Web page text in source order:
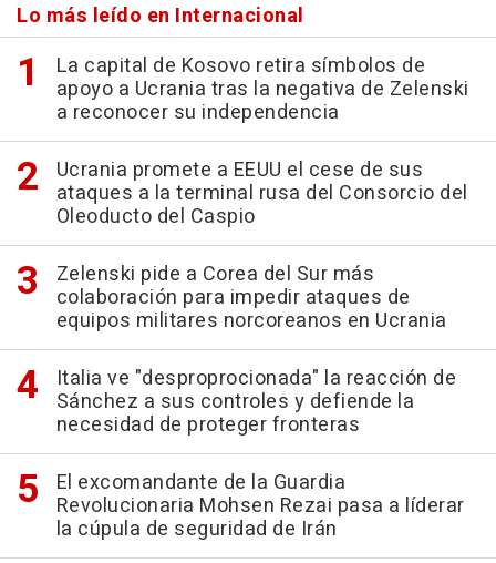
Lo más leído en Internacional
La capital de Kosovo retira símbolos de
apoyo a Ucrania tras la negativa de Zelenski
a reconocer su independencia
Ucrania promete a EEUU el cese de sus
ataques a la terminal rusa del Consorcio del
Oleoducto del Caspio
Zelenski pide a Corea del Sur más
colaboración para impedir ataques de
equipos militares norcoreanos en Ucrania
Italia ve "desproprocionada" la reacción de
Sánchez a sus controles y defiende la
necesidad de proteger fronteras
El excomandante de la Guardia
Revolucionaria Mohsen Rezai pasa a líderar
la cúpula de seguridad de Irán